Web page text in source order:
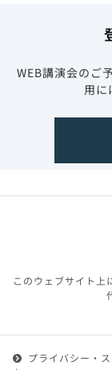
WEB講演会のご
用に
このウェブサイト上
プライバシー・